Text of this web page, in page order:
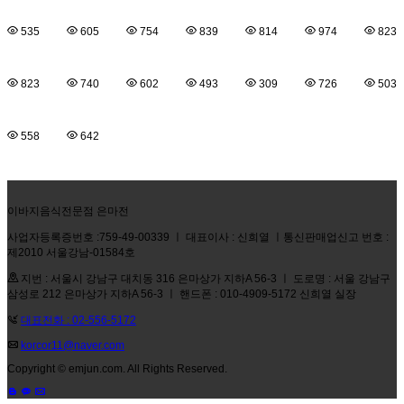
535 605 754 839 814 974 823
823 740 602 493 309 726 503
558 642
이바지음식전문점 은마전
사업자등록증번호 :759-49-00339 ㅣ 대표이사 : 신희열 ㅣ통신판매업신고 번호 :
제2010 서울강남-01584호
지번 : 서울시 강남구 대치동 316 은마상가 지하A 56-3 ㅣ 도로명 : 서울 강남구
삼성로 212 은마상가 지하A 56-3 ㅣ 핸드폰 : 010-4909-5172 신희열 실장
대표전화 : 02-556-5172
korcor11@naver.com
Copyright © emjun.com. All Rights Reserved.